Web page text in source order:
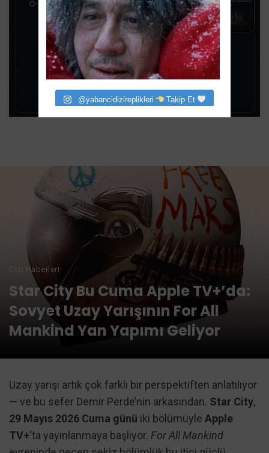
Dizi Haberleri
Star City Bu Cuma Apple TV+’da:
Sovyet Uzay Yarışının For All
Mankind Yan Yapımı Geliyor
Uzay yarışı artık çok farklı bir perspektiften anlatılıyor
— ve bu sefer Demir Perde’nin arkasından. Star City,
29 Mayıs 2026 Cuma günü iki bölümüyle Apple
TV+‘ta yayınlanmaya başlıyor. For All Mankind
@yabancidizireplikleri Takip Et